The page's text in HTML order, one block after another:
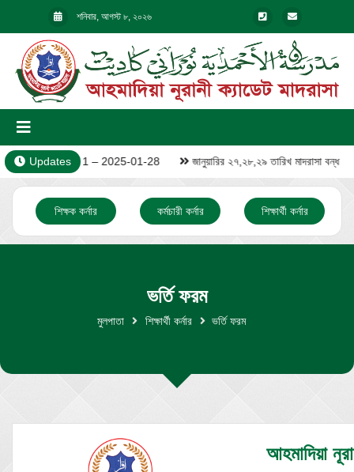
শনিবার, আগস্ট ৮, ২০২৬
Updates
Video – 1 – 2025-01-28 জানুয়ারির ২৭,২৮,২৯ তারিখ মাদরাসা বন্ধ
শিক্ষক কর্নার কর্মচারী কর্নার শিক্ষার্থী কর্নার
ভর্তি ফরম
মুলপাতা শিক্ষার্থী কর্নার ভর্তি ফরম
আহমাদিয়া